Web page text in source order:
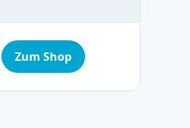
Zum Shop